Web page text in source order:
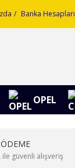
Banka Hesapları
OPEL
ile güvenli alışveriş